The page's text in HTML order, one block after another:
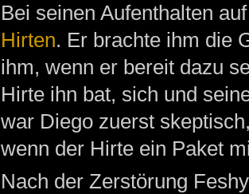
Bei seinen Aufenthalten
Hirten. Er brachte ihm die
ihm, wenn er bereit dazu
Hirte ihn bat, sich und
war Diego zuerst
wenn der Hirte ein Paket
Nach der Zerstörung